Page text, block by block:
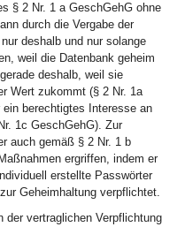
§ 2 Nr. 1 a GeschGehG ohne
durch die Vergabe der
deshalb und nur solange
weil die Datenbank geheim
deshalb, weil sie
Wert zukommt (§ 2 Nr. 1a
berechtigtes Interesse an
1c GeschGehG). Zur
auch gemäß § 2 Nr. 1 b
ergriffen, indem er
erstellte Passwörter
Geheimhaltung verpflichtet.
der vertraglichen Verpflichtung